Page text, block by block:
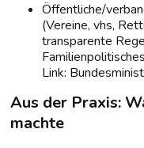
Öffentliche/
(Vereine, vhs,
transparente
Link:
Aus der Praxis:
machte